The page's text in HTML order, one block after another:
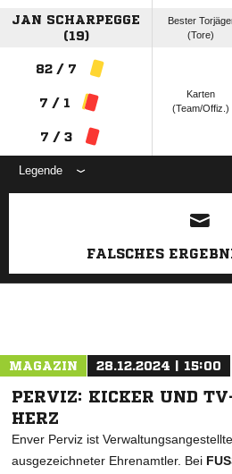
JAN SCHARPEGGE
(19)
Bester
(Tore)
82 / 7
7 / 1
7 / 3
Karten
(Team/Offiz.)
Legende
ANZEIGE
FALSCHES
MAGAZIN 28.12.2024 | 15:00
PERVIZ: KICKER UND
HERZ
Enver Perviz ist
ausgezeichneter Ehrenamtler. Bei